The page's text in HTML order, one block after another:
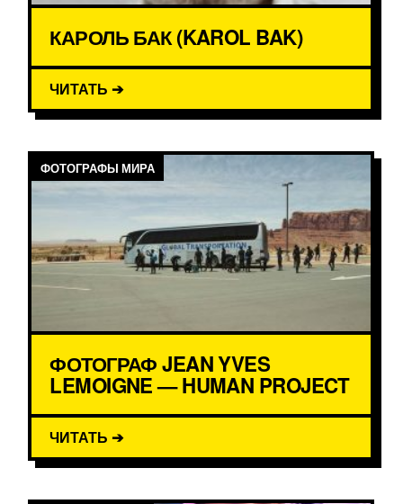
КАРОЛЬ БАК (KAROL BAK)
ЧИТАТЬ ➔
ФОТОГРАФЫ МИРА
ФОТОГРАФ JEAN YVES
LEMOIGNE — HUMAN PROJECT
ЧИТАТЬ ➔